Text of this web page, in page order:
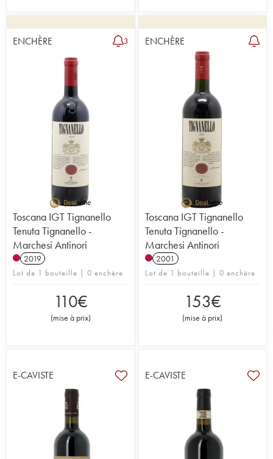
ENCHÈRE 3
Toscana IGT Tignanello
Tenuta Tignanello -
Marchesi Antinori
2019
Lot de 1 bouteille | 0 enchère
110€
(mise à prix)
ENCHÈRE
Toscana IGT Tignanello
Tenuta Tignanello -
Marchesi Antinori
2001
Lot de 1 bouteille | 0 enchère
153€
(mise à prix)
E-CAVISTE E-CAVISTE